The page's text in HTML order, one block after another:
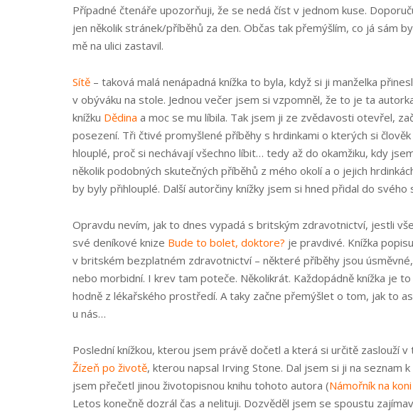
Případné čtenáře upozorňuji, že se nedá číst v jednom kuse.
jen několik stránek/příběhů za den. Občas tak přemýšlím, co já sám
mě na ulici zastavil.
Sítě – taková malá nenápadná knížka to byla, když si ji manželka
v obýváku na stole. Jednou večer jsem si vzpomněl, že to je ta
knížku Dědina a moc se mu líbila. Tak jsem ji ze zvědavosti otevřel,
posezení. Tři čtivé promyšlené příběhy s hrdinkami o kterých si
hlouplé, proč si nechávají všechno líbit… tedy až do okamžiku, kdy
několik podobných skutečných příběhů z mého okolí a o jejich
by byly přihlouplé. Další autorčiny knížky jsem si hned přidal do svého
Opravdu nevím, jak to dnes vypadá s britským zdravotnictví, jestli
své deníkové knize Bude to bolet, doktore? je pravdivé. Knížka
v britském bezplatném zdravotnictví – některé příběhy jsou
nebo morbidní. I krev tam poteče. Několikrát. Každopádně knížka je
hodně z lékařského prostředí. A taky začne přemýšlet o tom, jak to
u nás…
Poslední knížkou, kterou jsem právě dočetl a která si určitě zaslouží
Žízeň po životě, kterou napsal Irving Stone. Dal jsem si ji na seznam
jsem přečetl jinou životopisnou knihu tohoto autora (Námořník na koni
Letos konečně dozrál čas a nelituji. Dozvěděl jsem se spoustu